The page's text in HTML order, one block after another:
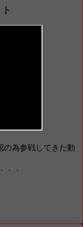
の為参戦してきた動
、、